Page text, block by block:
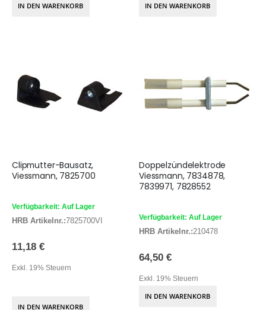
IN DEN WARENKORB IN DEN WARENKORB
Clipmutter-Bausatz,
Viessmann, 7825700
Verfügbarkeit: Auf Lager
HRB Artikelnr.:7825700VI
11,18 €
Exkl. 19% Steuern
IN DEN WARENKORB
Doppelzündelektrode
Viessmann, 7834878,
7839971, 7828552
Verfügbarkeit: Auf Lager
HRB Artikelnr.:210478
64,50 €
Exkl. 19% Steuern
IN DEN WARENKORB